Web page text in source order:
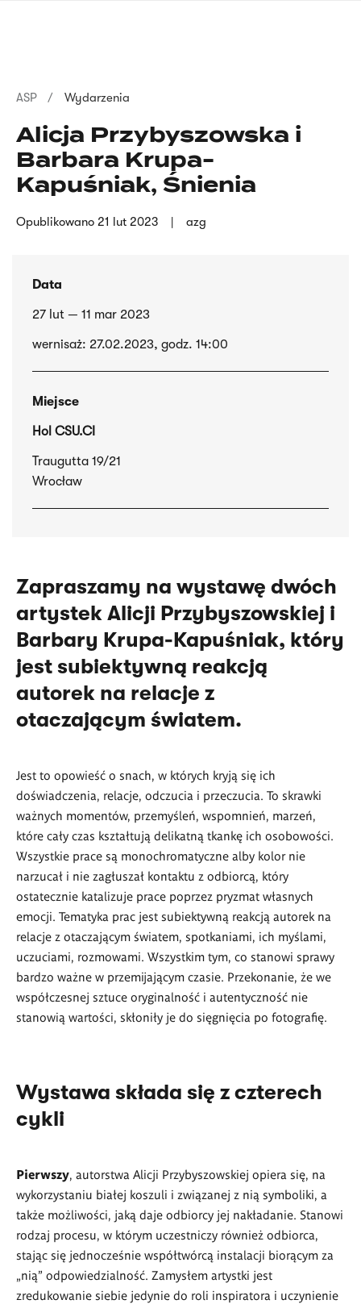
Ścieżka
nawigacyjna
ASP Wydarzenia
Alicja Przybyszowska i
Barbara Krupa-
Kapuśniak, Śnienia
Opublikowano 21 lut 2023 azg
Data
27 lut — 11 mar 2023
wernisaż: 27.02.2023, godz. 14:00
Miejsce
Hol CSU.CI
Traugutta 19/21
Wrocław
Zapraszamy na wystawę dwóch
artystek Alicji Przybyszowskiej i
Barbary Krupa-Kapuśniak, który
jest subiektywną reakcją
autorek na relacje z
otaczającym światem.
Jest to opowieść o snach, w których kryją się ich
doświadczenia, relacje, odczucia i przeczucia. To skrawki
ważnych momentów, przemyśleń, wspomnień, marzeń,
które cały czas kształtują delikatną tkankę ich osobowości.
Wszystkie prace są monochromatyczne alby kolor nie
narzucał i nie zagłuszał kontaktu z odbiorcą, który
ostatecznie katalizuje prace poprzez pryzmat własnych
emocji. Tematyka prac jest subiektywną reakcją autorek na
relacje z otaczającym światem, spotkaniami, ich myślami,
uczuciami, rozmowami. Wszystkim tym, co stanowi sprawy
bardzo ważne w przemijającym czasie. Przekonanie, że we
współczesnej sztuce oryginalność i autentyczność nie
stanowią wartości, skłoniły je do sięgnięcia po fotografię.
Wystawa składa się z czterech
cykli
Pierwszy, autorstwa Alicji Przybyszowskiej opiera się, na
wykorzystaniu białej koszuli i związanej z nią symboliki, a
także możliwości, jaką daje odbiorcy jej nakładanie. Stanowi
rodzaj procesu, w którym uczestniczy również odbiorca,
stając się jednocześnie współtwórcą instalacji biorącym za
„nią” odpowiedzialność. Zamysłem artystki jest
zredukowanie siebie jedynie do roli inspiratora i uczynienie